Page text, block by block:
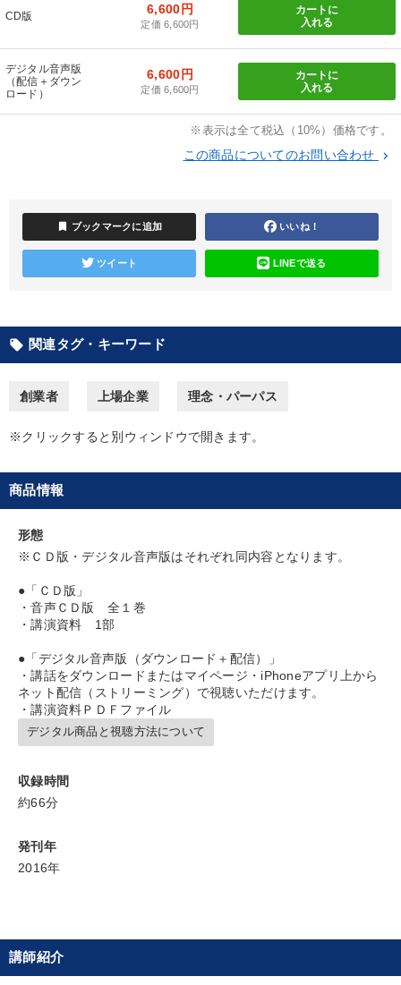
ランチェスター戦略 会社数字を学ぶ
※「更新」を押すと「テーマ」「キーワード」を更新いただけます。
refresh 更新する
全国経営者セミナー収録物以外の経営教材（全761タイトル）からお探
カテゴリー
【6月】音声・映像
経済・景気・相場予測
経営者のための《音声・動画で学ぶ》講演シリーズ
目的別
財務・数字力の向上 社長の姿勢を学びたい
経営体系を学びたい
キーワード
入門篇
local_offer タグから探す
CD版 6,600円
定価 6,600円
カートに
入れる
デジタル音声版
（配信＋ダウン
ロード）
6,600円
定価 6,600円
カートに
入れる
※表示は全て税込（10%）価格です。
この商品についてのお問い合わせ keyboard_arrow_right
bookmark ブックマークに追加 いいね！
ツイート LINEで送る
local_offer 関連タグ・キーワード
創業者 上場企業 理念・パーパス
※クリックすると別ウィンドウで開きます。
商品情報
形態
※ＣＤ版・デジタル音声版はそれぞれ同内容となります。
●「ＣＤ版」
・音声ＣＤ版 全１巻
・講演資料 1部
●「デジタル音声版（ダウンロード＋配信）」
・講話をダウンロードまたはマイページ・iPhoneアプリ上から
ネット配信（ストリーミング）で視聴いただけます。
・講演資料ＰＤＦファイル
デジタル商品と視聴方法について
収録時間
約66分
発刊年
2016年
講師紹介